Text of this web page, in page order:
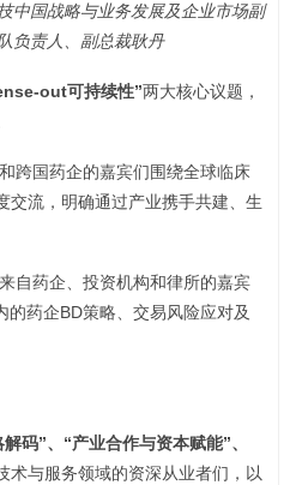
中国战略与业务发展及企业市场副
负责人、副总裁耿丹
out可持续性”两大核心议题，
跨国药企的嘉宾们围绕全球临床
交流，明确通过产业携手共建、生
自药企、投资机构和律所的嘉宾
药企BD策略、交易风险应对及
码”、“产业合作与资本赋能”、
术与服务领域的资深从业者们，以